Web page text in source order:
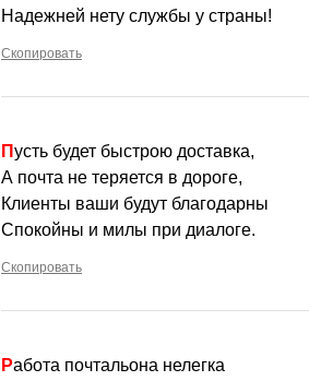
Надежней нету службы у страны!
Скопировать
Пусть будет быстрою доставка,
А почта не теряется в дороге,
Клиенты ваши будут благодарны
Спокойны и милы при диалоге.
Скопировать
Работа почтальона нелегка